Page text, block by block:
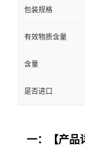
包装规格
有效物质含量
含量
是否进口
一：【产品